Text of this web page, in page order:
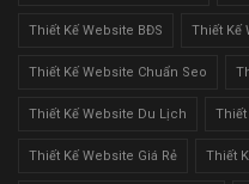
Thiết Kế Website BĐS Thiết Kế
Thiết Kế Website Chuẩn Seo
Thiết Kế Website Du Lịch Thiết
Thiết Kế Website Giá Rẻ Thiết